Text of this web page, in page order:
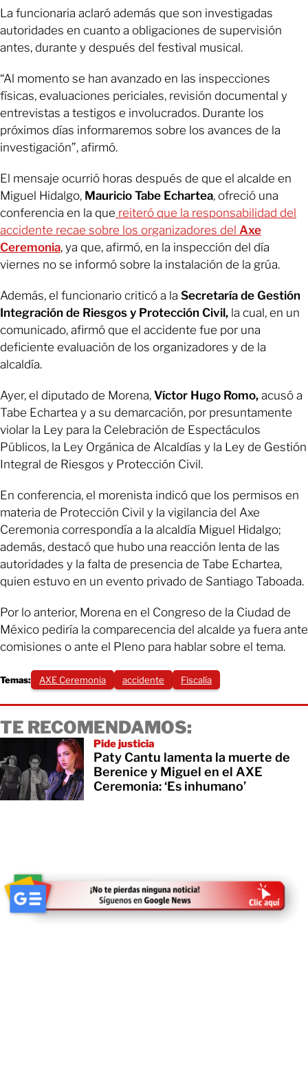
La funcionaria aclaró además que son investigadas
autoridades en cuanto a obligaciones de supervisión
antes, durante y después del festival musical.
“Al momento se han avanzado en las inspecciones
físicas, evaluaciones periciales, revisión documental y
entrevistas a testigos e involucrados. Durante los
próximos días informaremos sobre los avances de la
investigación”, afirmó.
El mensaje ocurrió horas después de que el alcalde en
Miguel Hidalgo, Mauricio Tabe Echartea, ofreció una
conferencia en la que reiteró que la responsabilidad del
accidente recae sobre los organizadores del Axe
Ceremonia, ya que, afirmó, en la inspección del día
viernes no se informó sobre la instalación de la grúa.
Además, el funcionario criticó a la Secretaría de Gestión
Integración de Riesgos y Protección Civil, la cual, en un
comunicado, afirmó que el accidente fue por una
deficiente evaluación de los organizadores y de la
alcaldía.
Ayer, el diputado de Morena, Víctor Hugo Romo, acusó a
Tabe Echartea y a su demarcación, por presuntamente
violar la Ley para la Celebración de Espectáculos
Públicos, la Ley Orgánica de Alcaldías y la Ley de Gestión
Integral de Riesgos y Protección Civil.
En conferencia, el morenista indicó que los permisos en
materia de Protección Civil y la vigilancia del Axe
Ceremonia correspondía a la alcaldía Miguel Hidalgo;
además, destacó que hubo una reacción lenta de las
autoridades y la falta de presencia de Tabe Echartea,
quien estuvo en un evento privado de Santiago Taboada.
Por lo anterior, Morena en el Congreso de la Ciudad de
México pediría la comparecencia del alcalde ya fuera ante
comisiones o ante el Pleno para hablar sobre el tema.
Temas: AXE Ceremonia accidente Fiscalía
TE RECOMENDAMOS:
Pide justicia
Paty Cantu lamenta la muerte de
Berenice y Miguel en el AXE
Ceremonia: ‘Es inhumano’